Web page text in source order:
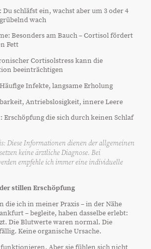
schläfst ein, wachst aber um 3 oder 4
wach
Besonders am Bauch – Cortisol fördert
Fett
Cortisolstress kann die
beeinträchtigen
Infekte, langsame Erholung
Antriebslosigkeit, innere Leere
Erschöpfung die sich durch keinen Schlaf
Diese Informationen dienen der allgemeinen
keine ärztliche Diagnose. Bei
empfehle ich immer eine individuelle
stillen Erschöpfung
die ich in meiner Praxis – in der Nähe
– begleite, haben dasselbe erlebt:
Die Blutwerte waren normal. Die
Keine organische Ursache.